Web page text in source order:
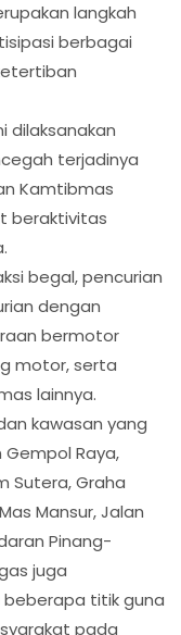
langkah
berbagai
dilaksanakan
terjadinya
Kamtibmas
beraktivitas
begal, pencurian
dengan
bermotor
motor, serta
lainnya.
kawasan yang
Raya,
Sutera, Graha
Mansur, Jalan
Pinang-
juga
titik guna
pada